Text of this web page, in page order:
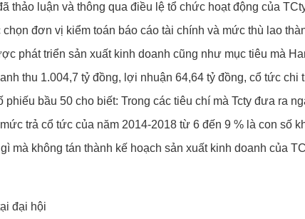
thảo luận và thông qua điều lệ tổ chức hoạt động của
đơn vị kiểm toán báo cáo tài chính và mức thù lao
phát triển sản xuất kinh doanh cũng như mục tiêu mà
thu 1.004,7 tỷ đồng, lợi nhuận 64,64 tỷ đồng, cổ tức chi
bầu 50 cho biết: Trong các tiêu chí mà Tcty đưa ra
trả cổ tức của năm 2014-2018 từ 6 đến 9 % là con số
mà không tán thành kế hoạch sản xuất kinh doanh của
đại hội